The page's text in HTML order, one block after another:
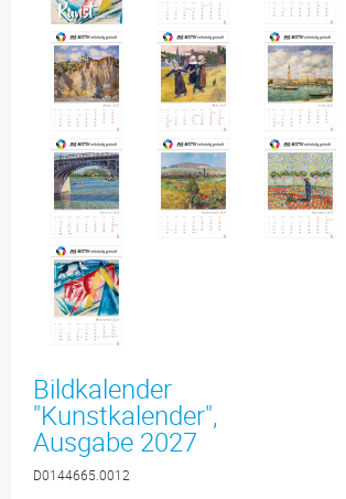
Bildkalender
"Kunstkalender",
Ausgabe 2027
D0144665.0012